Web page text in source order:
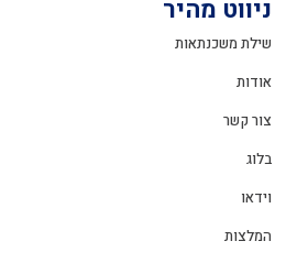
ניווט מהיר
שילת משכנתאות
אודות
צור קשר
בלוג
וידאו
המלצות